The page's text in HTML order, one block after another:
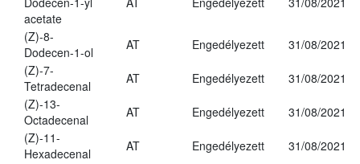
acetate
(Z)-8-
Dodecen-1-ol
AT Engedélyezett
31/08/2021
(Z)-7-
Tetradecenal
AT Engedélyezett
31/08/2021
(Z)-13-
Octadecenal
AT Engedélyezett
31/08/2021
(Z)-11-
Hexadecenal
AT Engedélyezett
31/08/2021